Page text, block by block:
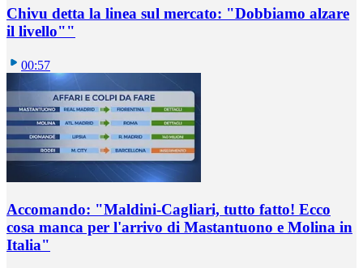
Chivu detta la linea sul mercato: "Dobbiamo alzare
il livello""
00:57
Accomando: "Maldini-Cagliari, tutto fatto! Ecco
cosa manca per l'arrivo di Mastantuono e Molina in
Italia"